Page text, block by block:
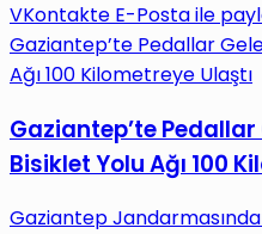
VKontakte E-Posta ile
Gaziantep’te Pedallar
Ağı 100 Kilometreye Ulaştı
Gaziantep’te
Bisiklet Yolu Ağı 100
Gaziantep